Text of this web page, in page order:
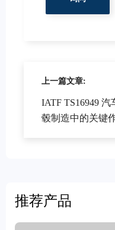
上一篇文章:
IATF TS16949
毂制造中的关键
推荐产品